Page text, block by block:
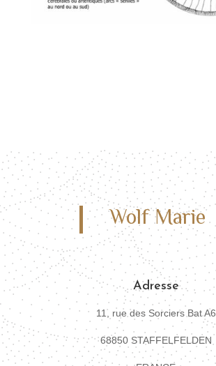
Wolf Marie
Adresse
11, rue des Sorciers Bat A6
68850 STAFFELFELDEN